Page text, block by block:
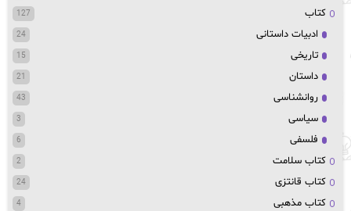
کتاب 127
ادبیات داستانی 24
تاریخی 15
داستان 21
روانشناسی 43
سیاسی 3
فلسفی 6
کتاب سلامت 2
کتاب قانتزی 24
کتاب مذهبی 4